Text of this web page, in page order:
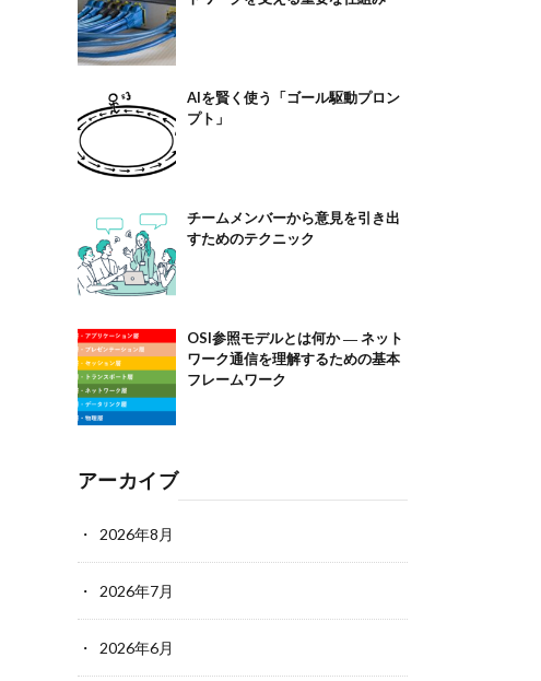
AIを賢く使う「ゴール駆動プロン
プト」
チームメンバーから意見を引き出
すためのテクニック
OSI参照モデルとは何か ― ネット
ワーク通信を理解するための基本
フレームワーク
アーカイブ
2026年8月
2026年7月
2026年6月